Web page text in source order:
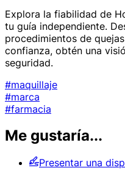
Explora la fiabilidad de
tu guía independiente.
procedimientos de
confianza, obtén una
seguridad.
#maquillaje
#marca
#farmacia
Me gustaría...
Presentar una